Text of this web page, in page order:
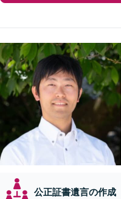
公正証書遺言の作成